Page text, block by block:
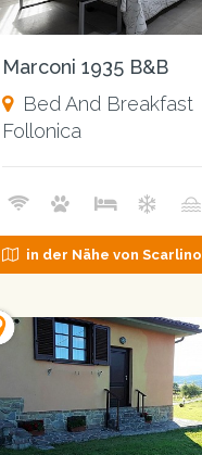
Marconi 1935 B&B
Bed And Breakfast
Follonica
in der Nähe von Scarlino